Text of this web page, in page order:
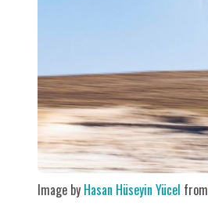
Image by Hasan Hüseyin Yücel from